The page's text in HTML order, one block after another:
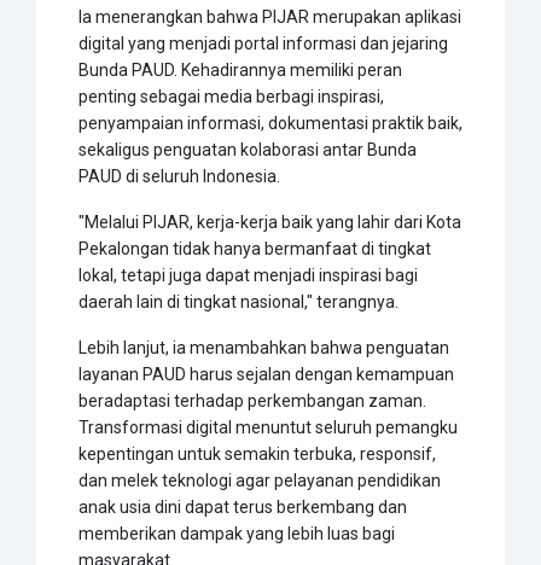
Ia menerangkan bahwa PIJAR merupakan aplikasi
digital yang menjadi portal informasi dan jejaring
Bunda PAUD. Kehadirannya memiliki peran
penting sebagai media berbagi inspirasi,
penyampaian informasi, dokumentasi praktik baik,
sekaligus penguatan kolaborasi antar Bunda
PAUD di seluruh Indonesia.
"Melalui PIJAR, kerja-kerja baik yang lahir dari Kota
Pekalongan tidak hanya bermanfaat di tingkat
lokal, tetapi juga dapat menjadi inspirasi bagi
daerah lain di tingkat nasional," terangnya.
Lebih lanjut, ia menambahkan bahwa penguatan
layanan PAUD harus sejalan dengan kemampuan
beradaptasi terhadap perkembangan zaman.
Transformasi digital menuntut seluruh pemangku
kepentingan untuk semakin terbuka, responsif,
dan melek teknologi agar pelayanan pendidikan
anak usia dini dapat terus berkembang dan
memberikan dampak yang lebih luas bagi
masyarakat.